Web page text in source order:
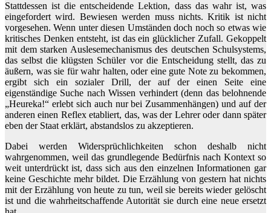
Stattdessen ist die entscheidende Lektion, dass das wahr ist, was
eingefordert wird. Bewiesen werden muss nichts. Kritik ist nicht
vorgesehen. Wenn unter diesen Umständen doch noch so etwas wie
kritisches Denken entsteht, ist das ein glücklicher Zufall. Gekoppelt
mit dem starken Auslesemechanismus des deutschen Schulsystems,
das selbst die klügsten Schüler vor die Entscheidung stellt, das zu
äußern, was sie für wahr halten, oder eine gute Note zu bekommen,
ergibt sich ein sozialer Drill, der auf der einen Seite eine
eigenständige Suche nach Wissen verhindert (denn das belohnende
„Heureka!“ erlebt sich auch nur bei Zusammenhängen) und auf der
anderen einen Reflex etabliert, das, was der Lehrer oder dann später
eben der Staat erklärt, abstandslos zu akzeptieren.
Dabei werden Widersprüchlichkeiten schon deshalb nicht
wahrgenommen, weil das grundlegende Bedürfnis nach Kontext so
weit unterdrückt ist, dass sich aus den einzelnen Informationen gar
keine Geschichte mehr bildet. Die Erzählung von gestern hat nichts
mit der Erzählung von heute zu tun, weil sie bereits wieder gelöscht
ist und die wahrheitschaffende Autorität sie durch eine neue ersetzt